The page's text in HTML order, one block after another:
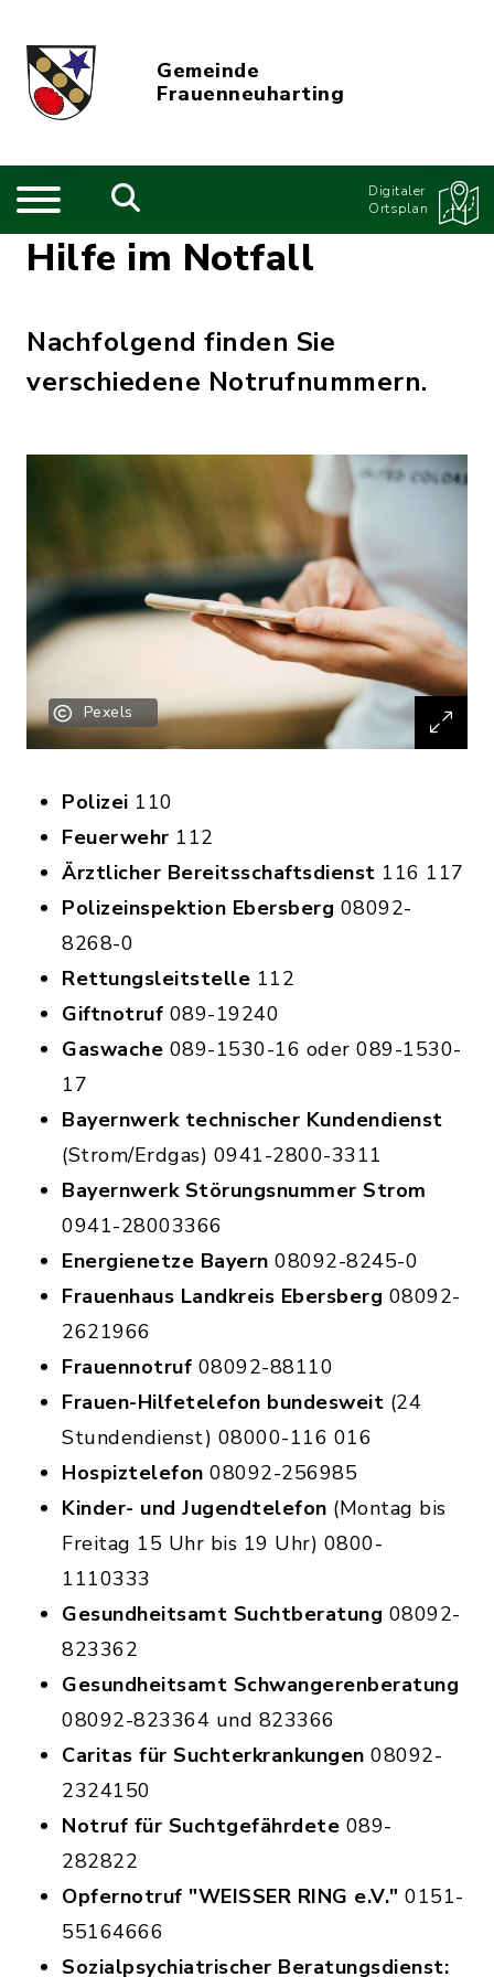
Gemeinde
Frauenneuharting
Digitaler
Ortsplan
Hilfe im Notfall
Nachfolgend finden Sie
verschiedene Notrufnummern.
Pexels
Polizei 110
Feuerwehr 112
Ärztlicher Bereitsschaftsdienst 116 117
Polizeinspektion Ebersberg 08092-
8268-0
Rettungsleitstelle 112
Giftnotruf 089-19240
Gaswache 089-1530-16 oder 089-1530-
17
Bayernwerk technischer Kundendienst
(Strom/Erdgas) 0941-2800-3311
Bayernwerk Störungsnummer Strom
0941-28003366
Energienetze Bayern 08092-8245-0
Frauenhaus Landkreis Ebersberg 08092-
2621966
Frauennotruf 08092-88110
Frauen-Hilfetelefon bundesweit (24
Stundendienst) 08000-116 016
Hospiztelefon 08092-256985
Kinder- und Jugendtelefon (Montag bis
Freitag 15 Uhr bis 19 Uhr) 0800-
1110333
Gesundheitsamt Suchtberatung 08092-
823362
Gesundheitsamt Schwangerenberatung
08092-823364 und 823366
Caritas für Suchterkrankungen 08092-
2324150
Notruf für Suchtgefährdete 089-
282822
Opfernotruf "WEISSER RING e.V." 0151-
55164666
Sozialpsychiatrischer Beratungsdienst: